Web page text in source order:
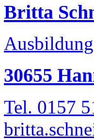
Britta
30655
Tel. 0157